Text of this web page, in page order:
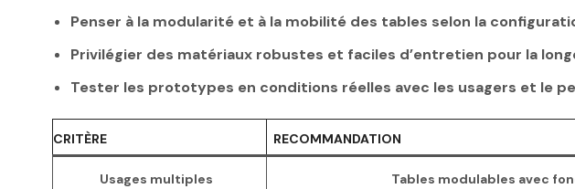
Penser à la modularité et à la mobilité des tables selon la
Privilégier des matériaux robustes et faciles d’entretien pour la
Tester les prototypes en conditions réelles avec les usagers et le
CRITÈRE RECOMMANDATION
Usages multiples Tables modulables avec